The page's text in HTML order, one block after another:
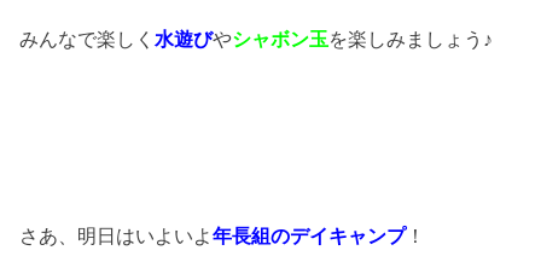
みんなで楽しく 水遊びやシャボン玉を楽しみましょう♪
さあ、明日はいよいよ年長組のデイキャンプ！